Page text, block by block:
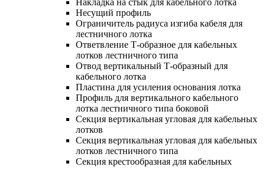
Несущий профиль
Ограничитель радиуса изгиба кабеля для
лестничного лотка
Ответвление Т-образное для кабельных
лотков лестничного типа
Отвод вертикальный Т-образный для
кабельного лотка
Пластина для усиления основания лотка
Профиль для вертикального кабельного
лотка лестничного типа боковой
Секция вертикальная угловая для кабельных
лотков
Секция вертикальная угловая для кабельных
лотков лестничного типа
Секция крестообразная для кабельных